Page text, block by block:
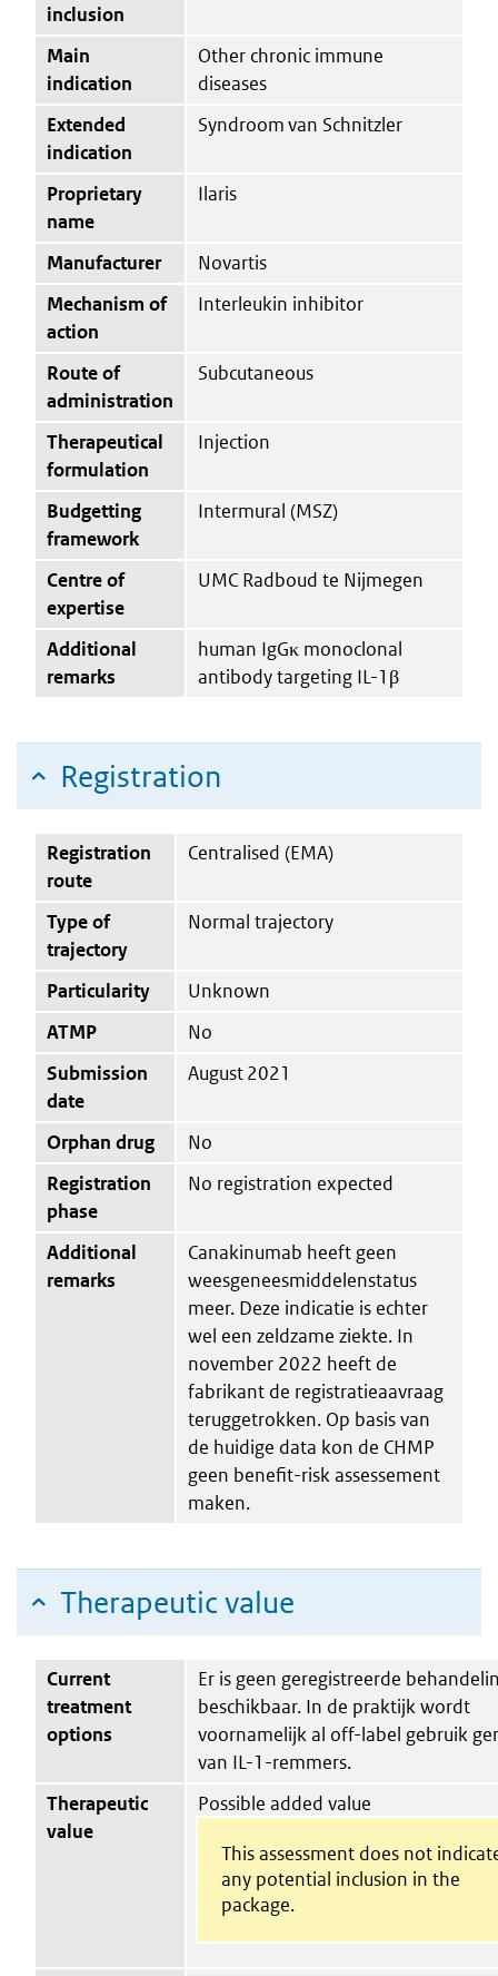
inclusion
Main
indication
Other chronic immune
diseases
Extended
indication
Syndroom van Schnitzler
Proprietary
name
Ilaris
Manufacturer
Novartis
Mechanism of
action
Interleukin inhibitor
Route of
administration
Subcutaneous
Therapeutical
formulation
Injection
Budgetting
framework
Intermural (MSZ)
Centre of
expertise
UMC Radboud te Nijmegen
Additional
remarks
human IgGκ monoclonal
antibody targeting IL-1β
Registration
Registration
route
Centralised (EMA)
Type of
trajectory
Normal trajectory
Particularity
Unknown
ATMP
No
Submission
date
August 2021
Orphan drug
No
Registration
phase
No registration expected
Additional
remarks
Canakinumab heeft geen
weesgeneesmiddelenstatus
meer. Deze indicatie is echter
wel een zeldzame ziekte. In
november 2022 heeft de
fabrikant de registratieaavraag
teruggetrokken. Op basis van
de huidige data kon de CHMP
geen benefit-risk assessement
maken.
Therapeutic value
Current
treatment
options
Er is geen geregistreerde
beschikbaar. In de praktijk wordt
voornamelijk al off-label gebruik
van IL-1-remmers.
Therapeutic
value
Possible added value
This assessment does not
any potential inclusion in the
package.